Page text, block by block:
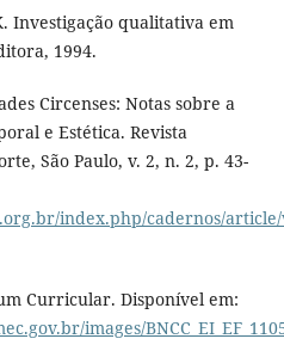
Investigação qualitativa em
1994.
Circenses: Notas sobre a
e Estética. Revista
São Paulo, v. 2, n. 2, p. 43-
index.php/cadernos/
Curricular. Disponível em:
images/